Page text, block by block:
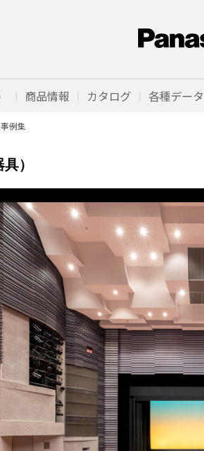
商品情報 カタログ 各種データ
例集
）